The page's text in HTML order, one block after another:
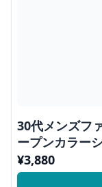
30代メンズフ
ープンカラー
¥3,880